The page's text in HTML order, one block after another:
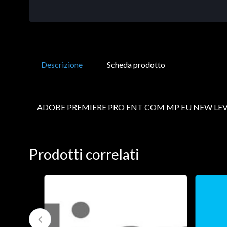
Descrizione Scheda prodotto
ADOBE PREMIERE PRO ENT COM MP EU NEW
Prodotti correlati